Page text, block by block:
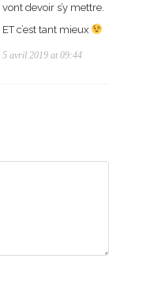
vont devoir s’y mettre.
ET c’est tant mieux
5 avril 2019 at 09:44